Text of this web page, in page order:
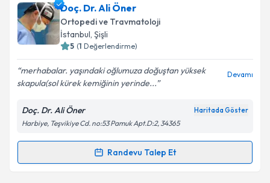
Op. Dr. Ahmet Keskiniçin randevu takvimi talebi
oluşturun. Size bu uzmandan randevu almanız için bir
takvim hazırlandığında e-posta ile bilgilendireceğiz.
Kişisel verilerimin işlenmesine ilişkin
Aydınlatma
Metni'ni okudum ve kişisel verilerimin belirtilen
kapsamda işlenmesini kabul ediyorum.
Doç. Dr. Ali Öner
Ortopedi ve Travmatoloji
İstanbul, Şişli
5 (1 Değerlendirme)
merhabalar. yaşındaki oğlumuza doğuştan yüksek
skapula(sol kürek kemiğinin yerinde...
Devamı
Doç. Dr. Ali Öner Haritada Göster
Harbiye, Teşvikiye Cd. no:53 Pamuk Apt.D:2, 34365
Randevu Talep Et
Randevu Takvimi Talebi